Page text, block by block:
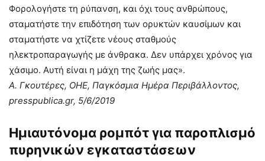
Φορολογήστε τη ρύπανση, και όχι τους ανθρώπους,
σταματήστε την επιδότηση των ορυκτών καυσίμων και
σταματήστε να χτίζετε νέους σταθμούς
ηλεκτροπαραγωγής με άνθρακα. Δεν υπάρχει χρόνος για
χάσιμο. Αυτή είναι η μάχη της ζωής μας».
Α. Γκουτέρες, ΟΗΕ, Παγκόσμια Ημέρα Περιβάλλοντος,
presspublica.gr, 5/6/2019
Ημιαυτόνομα ρομπότ για παροπλισμό
πυρηνικών εγκαταστάσεων